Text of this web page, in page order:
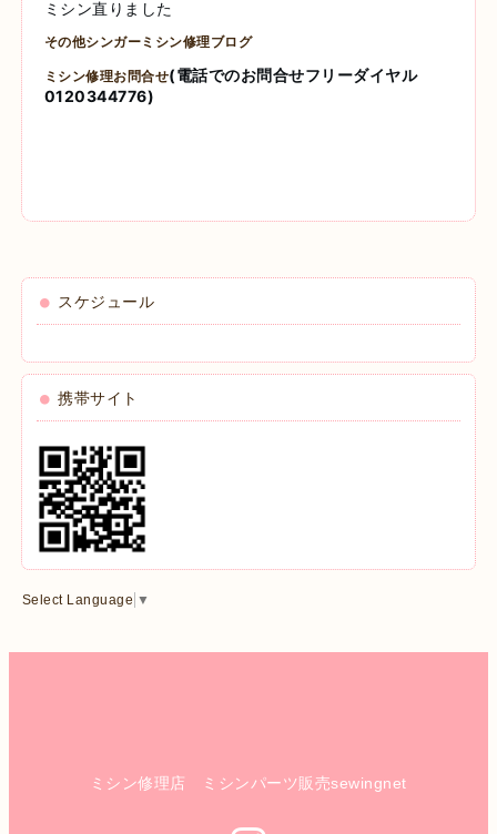
ミシン直りました
その他シンガーミシン修理ブログ
ミシン修理お問合せ(電話でのお問合せフリーダイヤル
0120344776)
スケジュール
携帯サイト
Select Language ▼
ミシン修理店 ミシンパーツ販売sewingnet